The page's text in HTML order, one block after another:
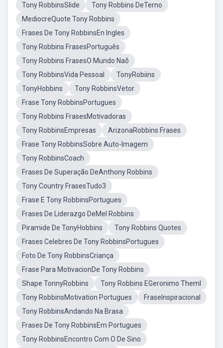
Tony RobbinsSlide
Tony Robbins DeTerno
MediocreQuote Tony Robbins
Frases De Tony RobbinsEn Ingles
Tony Robbins FrasesPortuguês
Tony Robbins FrasesO Mundo Naõ
Tony RobbinsVida Pessoal
TonyRobiins
TonyHobbins
Tony RobbinsVetor
Frase Tony RobbinsPortugues
Tony Robbins FrasesMotivadoras
Tony RobbinsEmpresas
ArizonaRobbins Frases
Frase Tony RobbinsSobre Auto-Imagem
Tony RobbinsCoach
Frases De Superação DeAnthony Robbins
Tony Country FrasesTudo3
Frase E Tony RobbinsPortugues
Frases De Liderazgo DeMel Robbins
Piramide De TonyHobbins
Tony Robbins Quotes
Frases Celebres De Tony RobbinsPortugues
Foto De Tony RobbinsCriança
Frase Para MotivacionDe Tony Robbins
Shape TonnyRobbins
Tony Robbins EGeronimo Theml
Tony RobbinsMotivation Portugues
FraseInspiracional
Tony RobbinsAndando Na Brasa
Frases De Tony RobbinsEm Portugues
Tony RobbinsEncontro Com O De Sino